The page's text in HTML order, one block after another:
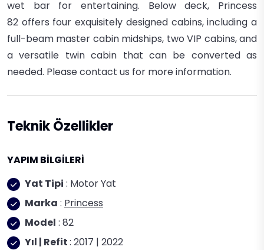
wet bar for entertaining. Below deck, Princess
82 offers four exquisitely designed cabins, including a
full-beam master cabin midships, two VIP cabins, and
a versatile twin cabin that can be converted as
needed. Please contact us for more information.
Teknik Özellikler
YAPIM BİLGİLERİ
Yat Tipi : Motor Yat
Marka : Princess
Model : 82
Yıl | Refit: 2017 | 2022